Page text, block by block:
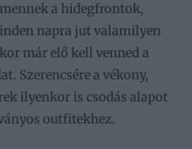
a hidegfrontok,
napra jut valamilyen
már elő kell venned a
Szerencsére a vékony,
ilyenkor is csodás alapot
outfitekhez.